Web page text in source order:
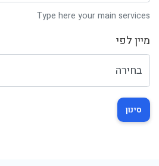
Type here your main services
מיין לפי
סינון